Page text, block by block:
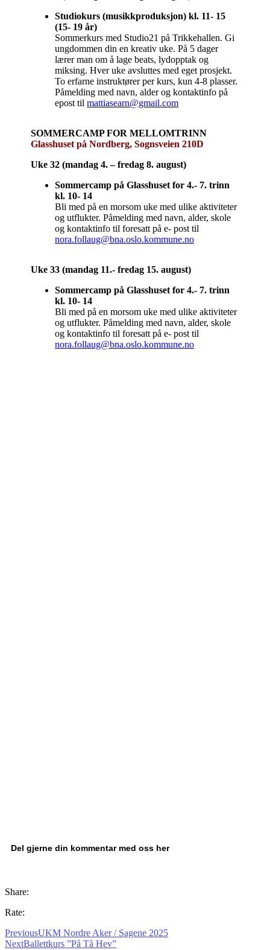
Studiokurs (musikkproduksjon) kl. 11- 15
(15- 19 år)
Sommerkurs med Studio21 på Trikkehallen. Gi
ungdommen din en kreativ uke. På 5 dager
lærer man om å lage beats, lydopptak og
miksing. Hver uke avsluttes med eget prosjekt.
To erfarne instruktører per kurs, kun 4-8 plasser.
Påmelding med navn, alder og kontaktinfo på
epost til mattiasearn@gmail.com
SOMMERCAMP FOR MELLOMTRINN
Glasshuset på Nordberg, Sognsveien 210D
Uke 32 (mandag 4. – fredag 8. august)
Sommercamp på Glasshuset for 4.- 7. trinn
kl. 10- 14
Bli med på en morsom uke med ulike aktiviteter
og utflukter. Påmelding med navn, alder, skole
og kontaktinfo til foresatt på e- post til
nora.follaug@bna.oslo.kommune.no
Uke 33 (mandag 11.- fredag 15. august)
Sommercamp på Glasshuset for 4.- 7. trinn
kl. 10- 14
Bli med på en morsom uke med ulike aktiviteter
og utflukter. Påmelding med navn, alder, skole
og kontaktinfo til foresatt på e- post til
nora.follaug@bna.oslo.kommune.no
Del gjerne din kommentar med oss her
Share:
Rate:
PreviousUKM Nordre Aker / Sagene 2025
NextBallettkurs ”På Tå Hev”